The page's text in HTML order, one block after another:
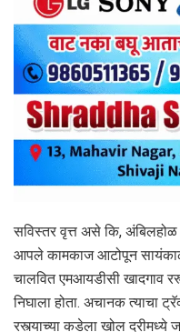
सविस्तर वृत्त असे कि, अंबिलहोळ
आपले कामकाज आटोपून
चालवित एमआयडीसी खादगाव
निघाला होता. अचानक त्याचा
रस्त्याच्या कडेला खोल